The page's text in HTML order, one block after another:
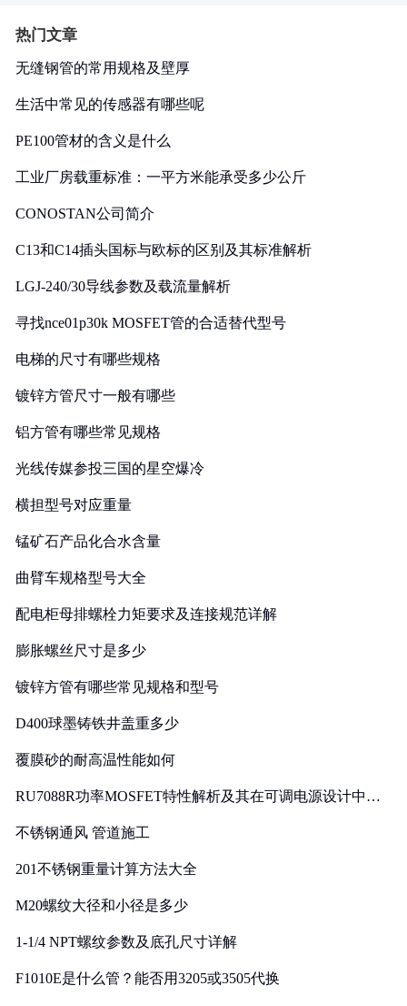
热门文章
无缝钢管的常用规格及壁厚
生活中常见的传感器有哪些呢
PE100管材的含义是什么
工业厂房载重标准：一平方米能承受多少公斤
CONOSTAN公司简介
C13和C14插头国标与欧标的区别及其标准解析
LGJ-240/30导线参数及载流量解析
寻找nce01p30k MOSFET管的合适替代型号
电梯的尺寸有哪些规格
镀锌方管尺寸一般有哪些
铝方管有哪些常见规格
光线传媒参投三国的星空爆冷
横担型号对应重量
锰矿石产品化合水含量
曲臂车规格型号大全
配电柜母排螺栓力矩要求及连接规范详解
膨胀螺丝尺寸是多少
镀锌方管有哪些常见规格和型号
D400球墨铸铁井盖重多少
覆膜砂的耐高温性能如何
RU7088R功率MOSFET特性解析及其在可调电源设计中的
不锈钢通风 管道施工
201不锈钢重量计算方法大全
M20螺纹大径和小径是多少
1-1/4 NPT螺纹参数及底孔尺寸详解
F1010E是什么管？能否用3205或3505代换